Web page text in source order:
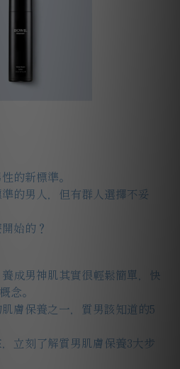
的新標準。
的男人，但有群人選擇不妥
始的？
成男神肌其實很輕鬆簡單，快
念。
膚保養之一，質男該知道的5
立刻了解質男肌膚保養3大步